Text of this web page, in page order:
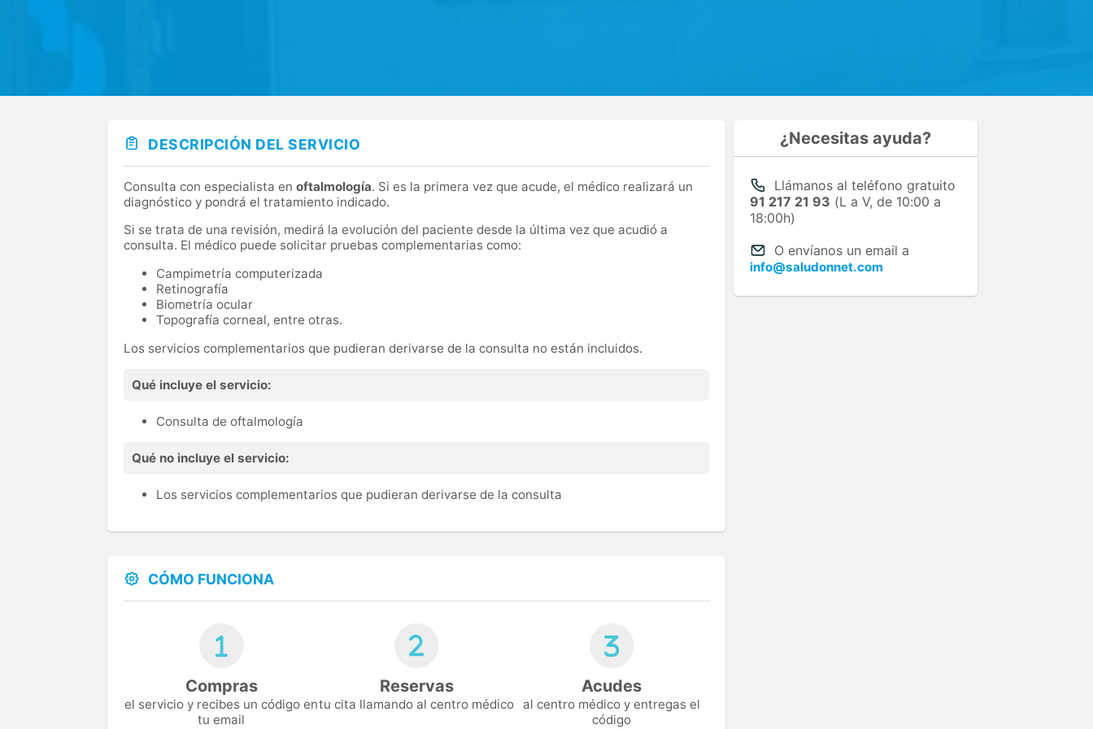
DESCRIPCIÓN DEL SERVICIO
Consulta con especialista en oftalmología. Si es la primera vez que acude, el médico realizará un
diagnóstico y pondrá el tratamiento indicado.
Si se trata de una revisión, medirá la evolución del paciente desde la última vez que acudió a
consulta. El médico puede solicitar pruebas complementarias como:
Campimetría computerizada
Retinografía
Biometría ocular
Topografía corneal, entre otras.
Los servicios complementarios que pudieran derivarse de la consulta no están incluidos.
Qué incluye el servicio:
Consulta de oftalmología
Qué no incluye el servicio:
Los servicios complementarios que pudieran derivarse de la consulta
CÓMO FUNCIONA
Compras
el servicio y recibes un código en
tu email
Reservas
tu cita llamando al centro médico
Acudes
al centro médico y entregas el
código
¿Necesitas ayuda?
Llámanos al teléfono gratuito
91 217 21 93 (L a V, de 10:00 a
18:00h)
O envíanos un email a
info@saludonnet.com